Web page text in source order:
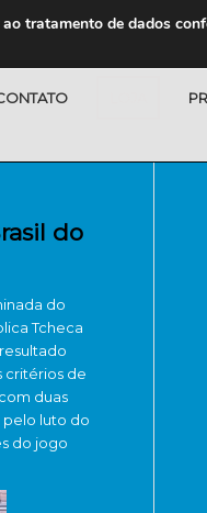
do
do
Tcheca
critérios de
duas
pelo luto do
do jogo
tratamento de dados